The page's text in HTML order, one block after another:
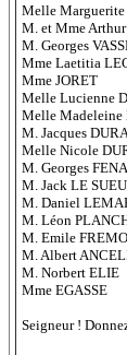
Melle
M. et Mme
M. Georges
Mme Laetitia
Mme JORET
Melle Lucienne
Melle Madeleine
M. Jacques
Melle Nicole
M. Georges
M. Jack LE
M. Daniel
M. Léon
M. Emile
M. Albert
M. Norbert ELIE
Mme EGASSE
Seigneur !